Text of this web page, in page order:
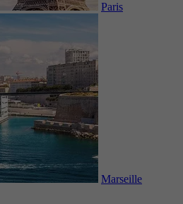
Paris
Marseille